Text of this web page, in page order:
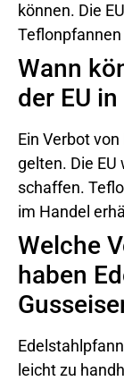
können. Die
Wann
der EU
Ein Verbot
gelten. Die
schaffen.
im Handel
Welche
haben
leicht zu